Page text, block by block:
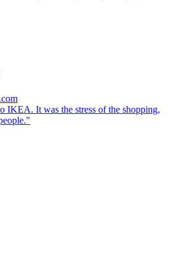
IKEA. It was the stress of the shopping,